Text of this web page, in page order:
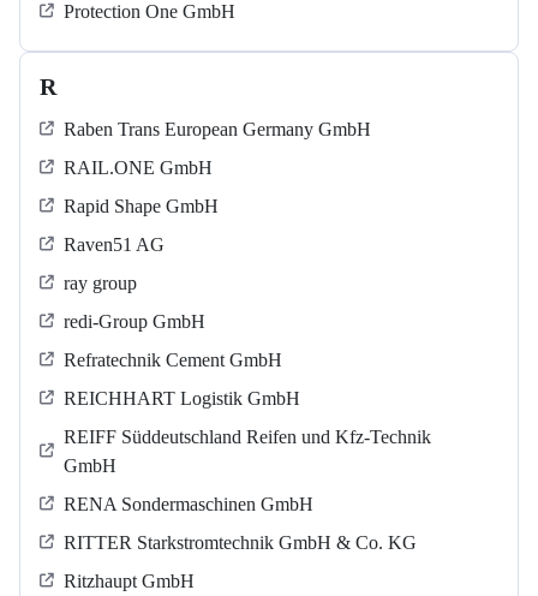
Protection One GmbH
R
Raben Trans European Germany GmbH
RAIL.ONE GmbH
Rapid Shape GmbH
Raven51 AG
ray group
redi-Group GmbH
Refratechnik Cement GmbH
REICHHART Logistik GmbH
REIFF Süddeutschland Reifen und Kfz-Technik
GmbH
RENA Sondermaschinen GmbH
RITTER Starkstromtechnik GmbH & Co. KG
Ritzhaupt GmbH